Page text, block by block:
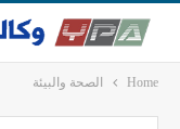
Home الصحة والبيئة